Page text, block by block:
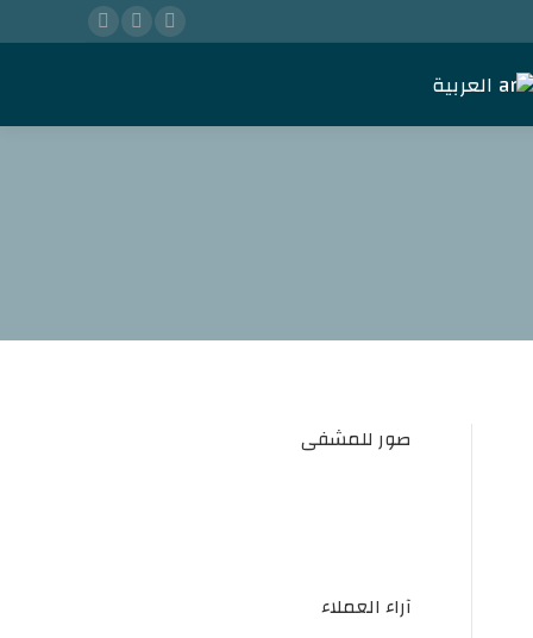
Facebook
Twitter
Instagram
العربية
صور للمشفى
آراء العملاء
العربية